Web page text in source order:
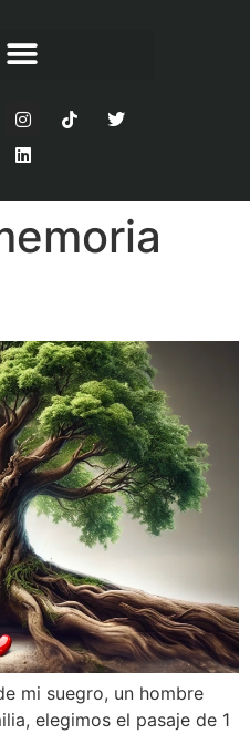
mi suegro, un hombre
elegimos el pasaje de 1